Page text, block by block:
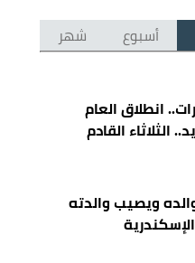
أسبوع شهر
4 إدارات.. انطلاق العام
الثلاثاء القادم
ويصيب والدته